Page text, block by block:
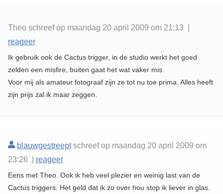
Theo schreef op maandag 20 april 2009 om 21:13 |
reageer
Ik gebruik ook de Cactus trigger, in de studio werkt het goed
zelden een misfire, buiten gaat het wat vaker mis.
Voor mij als amateur fotograaf zijn ze tot nu toe prima. Alles heeft
zijn prijs zal ik maar zeggen.
blauwgestreeptschreef op maandag 20 april 2009 om
23:26 | reageer
Eens met Theo. Ook ik heb veel plezier en weinig last van de
Cactus triggers. Het geld dat ik zo over hou stop ik liever in glas.